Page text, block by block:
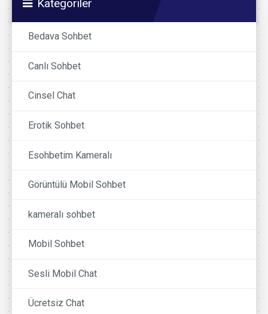
Kategoriler
Bedava Sohbet
Canlı Sohbet
Cinsel Chat
Erotik Sohbet
Esohbetim Kameralı
Görüntülü Mobil Sohbet
kameralı sohbet
Mobil Sohbet
Sesli Mobil Chat
Ücretsiz Chat